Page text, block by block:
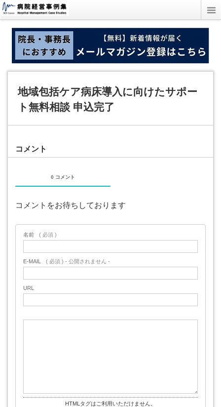
地域包括ケア病床導入に向けたサポー
ト無料相談 申込完了
コメント
0 コメント
コメントをお待ちしております
名前 ( 必須 )
E-MAIL ( 必須 ) - 公開されません -
URL
HTMLタグはご利用いただけません。